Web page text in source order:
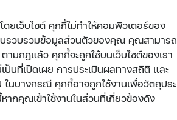
เว็บไซต์ คุกกี้ไม่ทำให้คอมพิวเตอร์ของ
บรวบรวมข้อมูลส่วนตัวของคุณ คุณสามารถ
มกฎแล้ว คุกกี้จะถูกใช้บนเว็บไซต์ของเรา
ป็นที่เปิดเผย การประเมินผลทางสถิติ และ
ในบางกรณี คุกกี้อาจถูกใช้งานเพื่อวัตถุประ
กคุณเข้าใช้งานในส่วนที่เกี่ยวข้องดัง